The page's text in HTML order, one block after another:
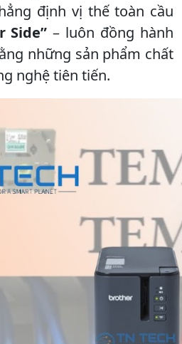
định vị thế toàn cầu
Side” – luôn đồng hành
những sản phẩm chất
nghệ tiên tiến.